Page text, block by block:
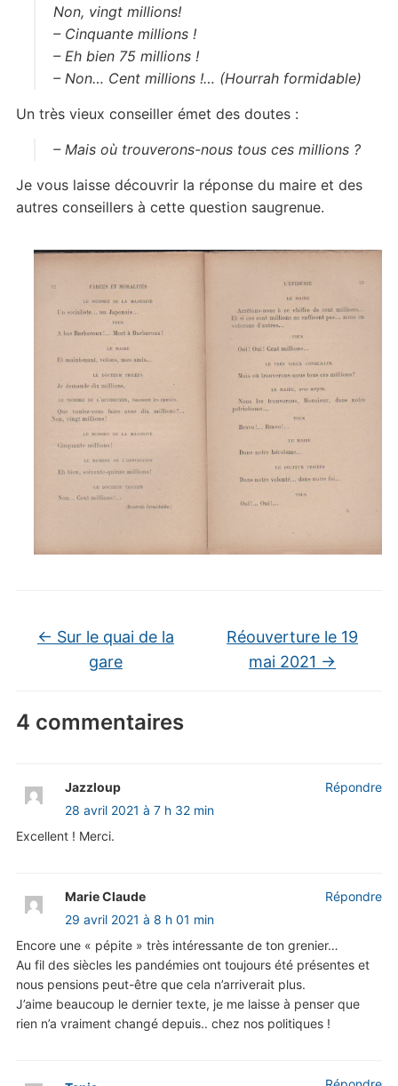
Non, vingt millions!
– Cinquante millions !
– Eh bien 75 millions !
– Non… Cent millions !… (Hourrah formidable)
Un très vieux conseiller émet des doutes :
– Mais où trouverons-nous tous ces millions ?
Je vous laisse découvrir la réponse du maire et des
autres conseillers à cette question saugrenue.
← Sur le quai de la
gare
Réouverture le 19
mai 2021 →
4 commentaires
Jazzloup
28 avril 2021 à 7 h 32 min
Excellent ! Merci.
Répondre
Marie Claude
29 avril 2021 à 8 h 01 min
Encore une « pépite » très intéressante de ton grenier…
Au fil des siècles les pandémies ont toujours été présentes et
nous pensions peut-être que cela n’arriverait plus.
J’aime beaucoup le dernier texte, je me laisse à penser que
rien n’a vraiment changé depuis.. chez nos politiques !
Répondre